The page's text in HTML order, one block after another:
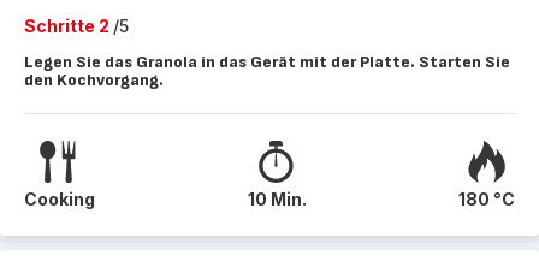
Schritte 2 /5
Legen Sie das Granola in das Gerät mit der Platte. Starten Sie
den Kochvorgang.
Cooking 10 Min. 180 °C